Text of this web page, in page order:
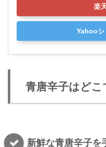
楽
Yahooシ
青唐辛子はどこ
新鮮な青唐辛子を